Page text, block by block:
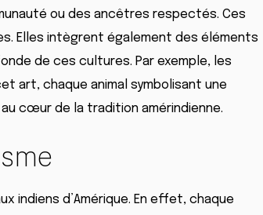
ou des ancêtres respectés. Ces
Elles intègrent également des éléments
de ces cultures. Par exemple, les
art, chaque animal symbolisant une
cœur de la tradition amérindienne.
indiens d’Amérique. En effet, chaque